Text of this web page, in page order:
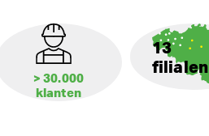
> 30.000
klanten
13
filialen